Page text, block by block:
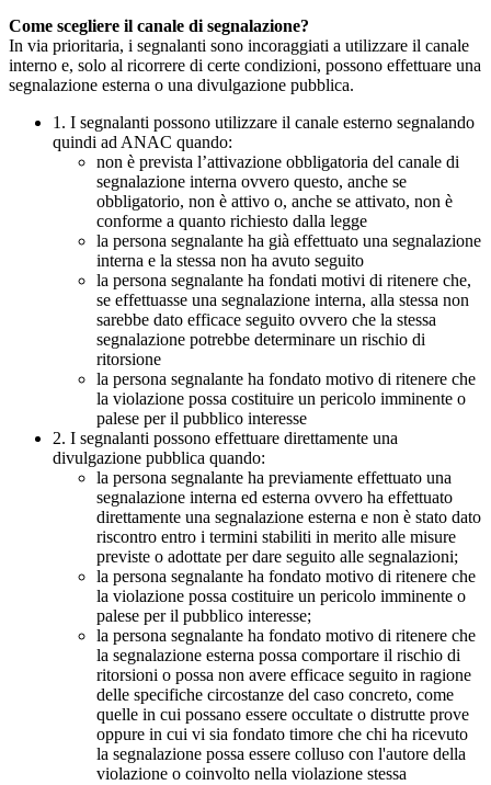
Come scegliere il canale di segnalazione?
In via prioritaria, i segnalanti sono incoraggiati a utilizzare il canale
interno e, solo al ricorrere di certe condizioni, possono effettuare una
segnalazione esterna o una divulgazione pubblica.
1. I segnalanti possono utilizzare il canale esterno segnalando
quindi ad ANAC quando:
non è prevista l’attivazione obbligatoria del canale di
segnalazione interna ovvero questo, anche se
obbligatorio, non è attivo o, anche se attivato, non è
conforme a quanto richiesto dalla legge
la persona segnalante ha già effettuato una segnalazione
interna e la stessa non ha avuto seguito
la persona segnalante ha fondati motivi di ritenere che,
se effettuasse una segnalazione interna, alla stessa non
sarebbe dato efficace seguito ovvero che la stessa
segnalazione potrebbe determinare un rischio di
ritorsione
la persona segnalante ha fondato motivo di ritenere che
la violazione possa costituire un pericolo imminente o
palese per il pubblico interesse
2. I segnalanti possono effettuare direttamente una
divulgazione pubblica quando:
la persona segnalante ha previamente effettuato una
segnalazione interna ed esterna ovvero ha effettuato
direttamente una segnalazione esterna e non è stato dato
riscontro entro i termini stabiliti in merito alle misure
previste o adottate per dare seguito alle segnalazioni;
la persona segnalante ha fondato motivo di ritenere che
la violazione possa costituire un pericolo imminente o
palese per il pubblico interesse;
la persona segnalante ha fondato motivo di ritenere che
la segnalazione esterna possa comportare il rischio di
ritorsioni o possa non avere efficace seguito in ragione
delle specifiche circostanze del caso concreto, come
quelle in cui possano essere occultate o distrutte prove
oppure in cui vi sia fondato timore che chi ha ricevuto
la segnalazione possa essere colluso con l'autore della
violazione o coinvolto nella violazione stessa